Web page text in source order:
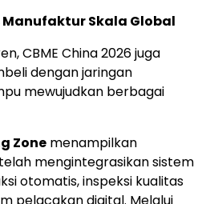
Skala Global
CBME China 2026 juga
dengan jaringan
mewujudkan berbagai
Zone menampilkan
mengintegrasikan sistem
otomatis, inspeksi kualitas